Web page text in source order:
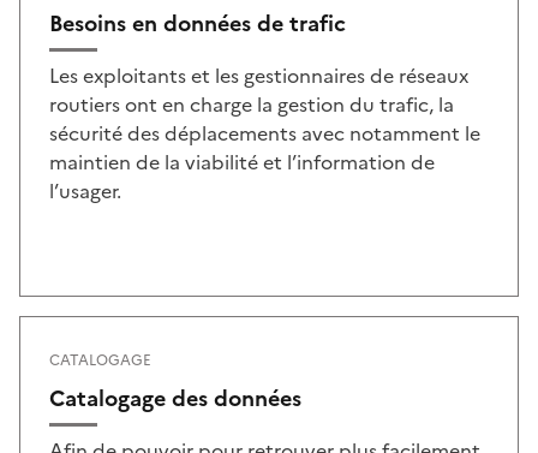
Besoins en données de trafic
Les exploitants et les gestionnaires de réseaux
routiers ont en charge la gestion du trafic, la
sécurité des déplacements avec notamment le
maintien de la viabilité et l’information de
l’usager.
Catalogage des données
CATALOGAGE